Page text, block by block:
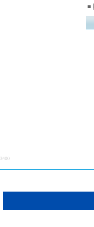
■
3400